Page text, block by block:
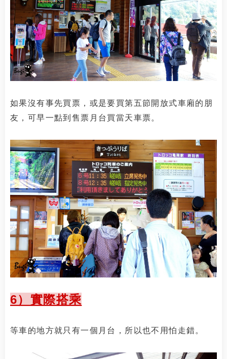
如果沒有事先買票，或是要買第五節開放式車廂的朋
友，可早一點到售票月台買當天車票。
6）實際搭乘
等車的地方就只有一個月台，所以也不用怕走錯。